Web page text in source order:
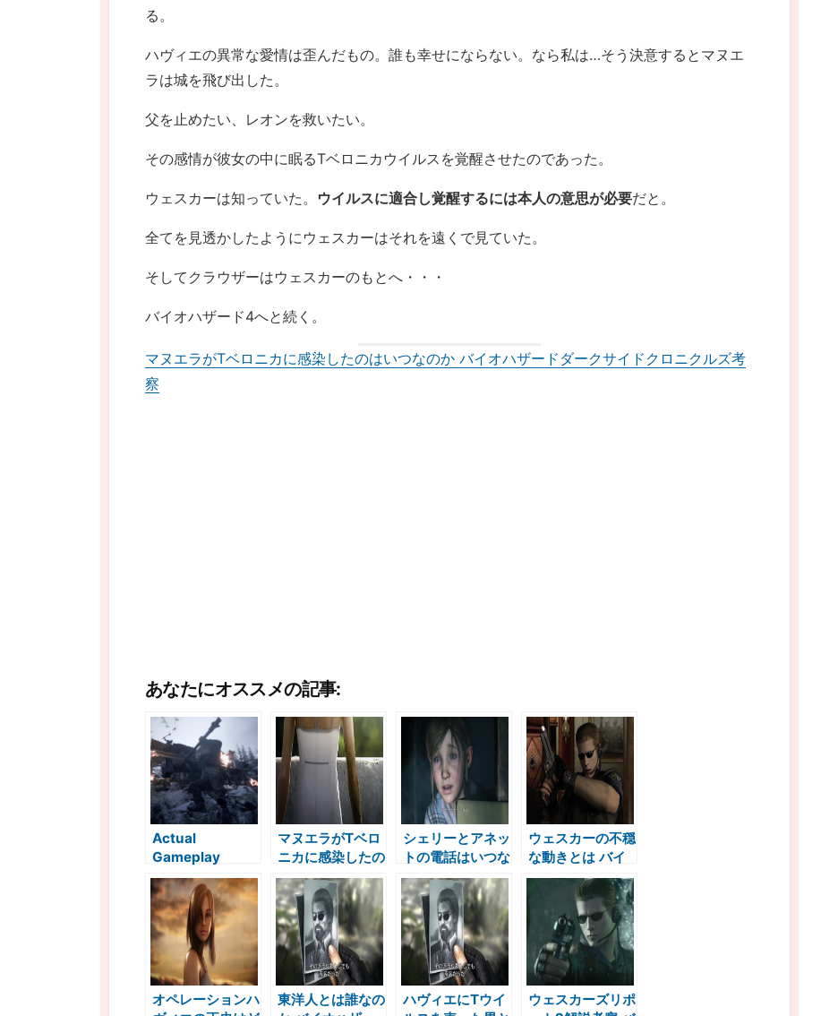
る。
ハヴィエの異常な愛情は歪んだもの。誰も幸せにならない。なら私は…そう決意するとマヌエ
ラは城を飛び出した。
父を止めたい、レオンを救いたい。
その感情が彼女の中に眠るTベロニカウイルスを覚醒させたのであった。
ウェスカーは知っていた。 ウイルスに適合し覚醒するには本人の意思が必要だと。
全てを見透かしたようにウェスカーはそれを遠くで見ていた。
そしてクラウザーはウェスカーのもとへ・・・
バイオハザード4へと続く。
マヌエラがTベロニカに感染したのはいつなのか バイオハザードダークサイドクロニクルズ考
察
あなたにオススメの記事:
Actual
Gameplay
Resident Evil
VILLAGE
ENGLISH
translation
CAPCOM
TGS2020
transcription バ
イオハザード８
マヌエラがTベロ
ニカに感染したの
はいつなのか バ
イオハザードダー
クサイドクロニク
ルズ考察
シェリーとアネッ
トの電話はいつな
のか バイオハザ
ードダークサイド
クロニクルズ考察
ウェスカーの不穏
な動きとは バイ
オハザードダーク
サイドクロニクル
ズ考察
オペレーションハ
東洋人とは誰なの
ハヴィエにTウイ
ウェスカーズリポ